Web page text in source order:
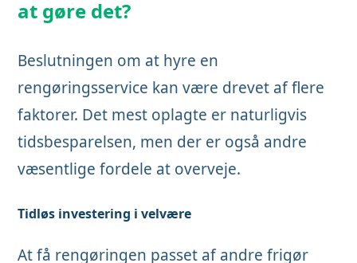
at gøre det?
Beslutningen om at hyre en
rengøringsservice kan være drevet af flere
faktorer. Det mest oplagte er naturligvis
tidsbesparelsen, men der er også andre
væsentlige fordele at overveje.
Tidløs investering i velvære
At få rengøringen passet af andre frigør